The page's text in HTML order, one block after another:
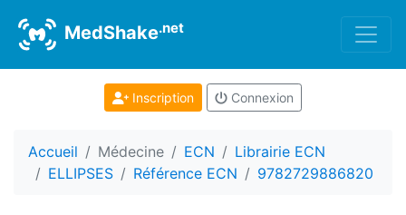
MedShake.net
Inscription Connexion
Accueil Médecine ECN
Librairie ECN
ELLIPSES
Référence ECN 9782729886820